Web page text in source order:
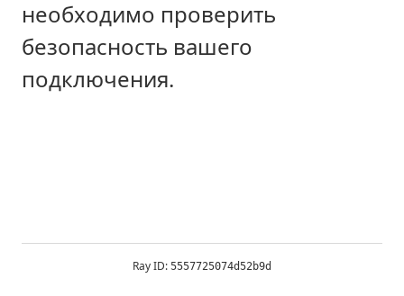
необходимо проверить
безопасность вашего
подключения.
Ray ID: 5557725074d52b9d